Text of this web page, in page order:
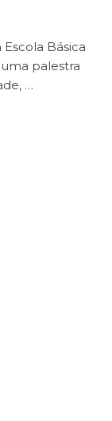
Básica
palestra
…